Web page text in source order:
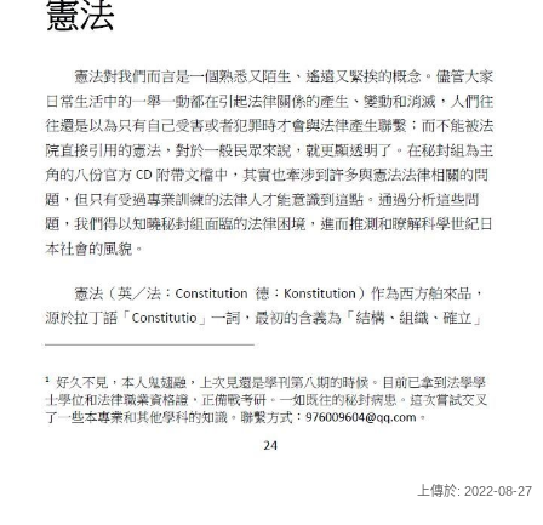
上傳於: 2022-08-27